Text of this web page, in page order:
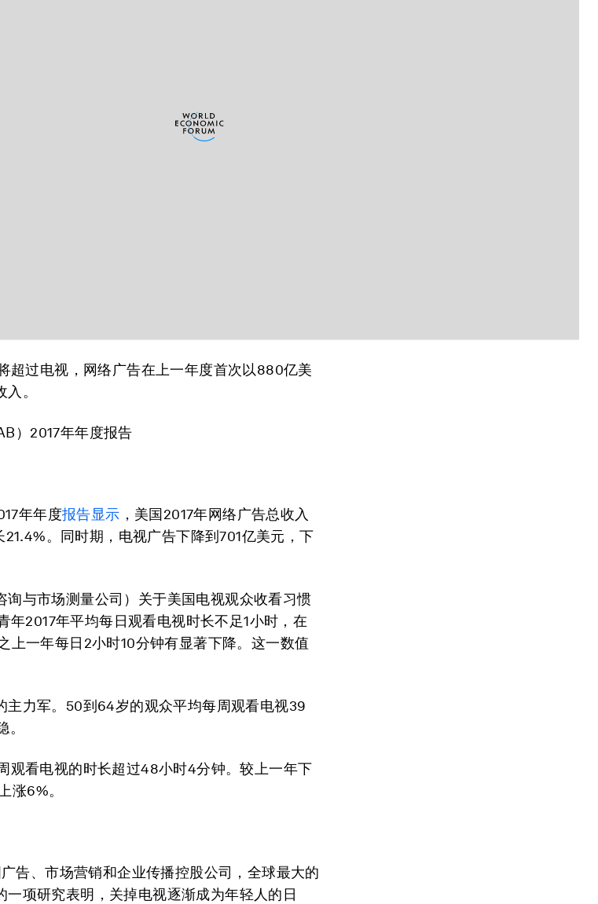
超过电视，网络广告在上一年度首次以880亿美
。
）2017年年度报告
年年度报告显示 ，美国2017年网络广告总收入
。同时期，电视广告下降到701亿美元，下
询与市场测量公司）关于美国电视观众收看习惯
年2017年平均每日观看电视时长不足1小时，在
上一年每日2小时10分钟有显著下降。这一数值
主力军。50到64岁的观众平均每周观看电视39
观看电视的时长超过48小时4分钟。较上一年下
涨6%。
告、市场营销和企业传播控股公司，全球最大的
一项研究表明，关掉电视逐渐成为年轻人的日